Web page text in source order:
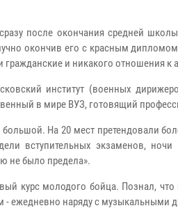
после окончания средней
окончив его с красным
и никакого отношения к
институт (военных
в мире ВУЗ, готовящий
большой. На 20 мест претендовали
вступительных экзаменов,
не было предела».
курс молодого бойца. Познал,
- ежедневно наряду с